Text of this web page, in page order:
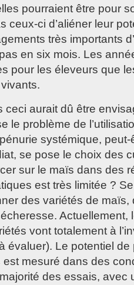
pourraient être pour
ceux-ci d’aliéner leur
très importants
en six mois. Les
pour les éleveurs que
ceci aurait dû être
le problème de
systémique,
se pose le choix des
sur le maïs dans des
est très limitée ?
des variétés de maïs,
Actuellement,
vont totalement à
évaluer). Le potentiel
mesuré dans des
majorité des essais, avec